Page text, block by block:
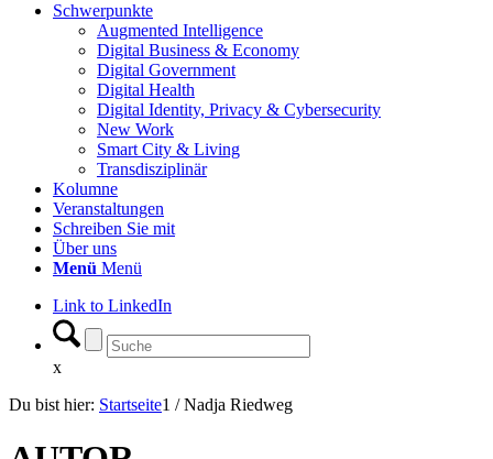
Schwerpunkte
Augmented Intelligence
Digital Business & Economy
Digital Government
Digital Health
Digital Identity, Privacy & Cybersecurity
New Work
Smart City & Living
Transdisziplinär
Kolumne
Veranstaltungen
Schreiben Sie mit
Über uns
Menü Menü
Link to LinkedIn
x
Du bist hier: Startseite1 / Nadja Riedweg